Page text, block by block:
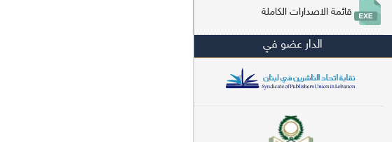
علم كلام (96)
أخلاق وتصوف (91)
سير وتراجم (90)
معاجم لغوية (89)
سيرة نبوية وتصوف (81)
قائمة الاصدارات الكاملة
الدار عضو في